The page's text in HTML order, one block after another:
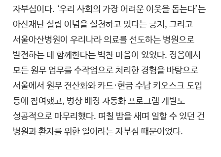
자부심이다. ‘우리 사회의 가장 어려운 이웃을 돕는다’는
아산재단 설립 이념을 실천하고 있다는 긍지, 그리고
서울아산병원이 우리나라 의료를 선도하는 병원으로
발전하는 데 함께한다는 벅찬 마음이 있었다. 정읍에서
모든 원무 업무를 수작업으로 처리한 경험을 바탕으로
서울에서 원무 전산화와 카드·현금 수납 키오스크 도입
등에 참여했고, 병상 배정 자동화 프로그램 개발도
성공적으로 마무리했다. 며칠 밤을 새며 일할 수 있던 건
병원과 환자를 위한 일이라는 자부심 때문이었다.